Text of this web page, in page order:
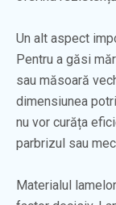
Un alt aspect
Pentru a găsi
sau măsoară
dimensiunea
nu vor curăța
parbrizul sau
Materialul